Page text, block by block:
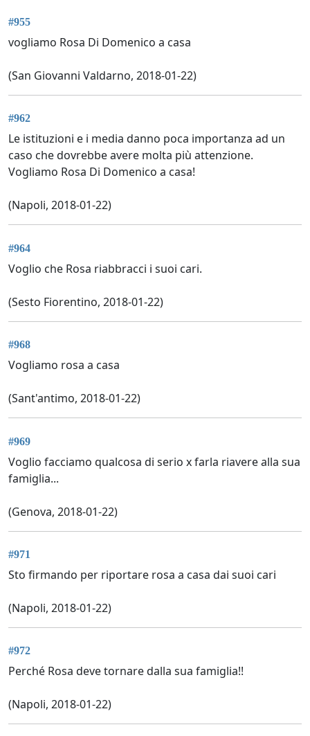
#955
vogliamo Rosa Di Domenico a casa
(San Giovanni Valdarno, 2018-01-22)
#962
Le istituzioni e i media danno poca importanza ad un
caso che dovrebbe avere molta più attenzione.
Vogliamo Rosa Di Domenico a casa!
(Napoli, 2018-01-22)
#964
Voglio che Rosa riabbracci i suoi cari.
(Sesto Fiorentino, 2018-01-22)
#968
Vogliamo rosa a casa
(Sant'antimo, 2018-01-22)
#969
Voglio facciamo qualcosa di serio x farla riavere alla sua
famiglia...
(Genova, 2018-01-22)
#971
Sto firmando per riportare rosa a casa dai suoi cari
(Napoli, 2018-01-22)
#972
Perché Rosa deve tornare dalla sua famiglia!!
(Napoli, 2018-01-22)